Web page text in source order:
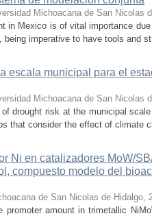
Michoacana de San Nicolas
in Mexico is of vital importance
imperative to have tools and
escala municipal para el
Michoacana de San Nicolas
drought risk at the municipal
that consider the effect of climate
Ni en catalizadores MoW/
compuesto modelo del
de San Nicolas de Hidalgo,
amount in trimetallic